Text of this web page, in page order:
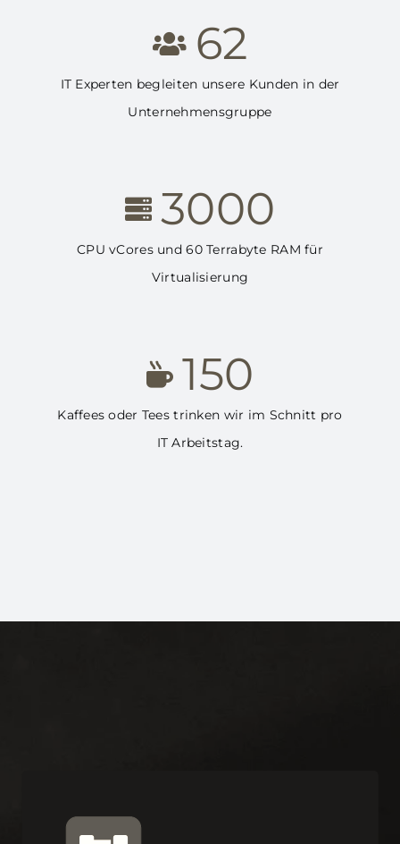
62
IT Experten begleiten unsere Kunden in der
Unternehmensgruppe
3000
CPU vCores und 60 Terrabyte RAM für
Virtualisierung
150
Kaffees oder Tees trinken wir im Schnitt pro
IT Arbeitstag.